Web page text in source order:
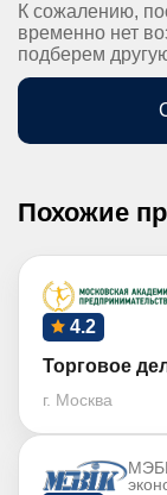
К сожалению,
временно нет
подберем
Похожие
4.2
Торговое
г. Москва